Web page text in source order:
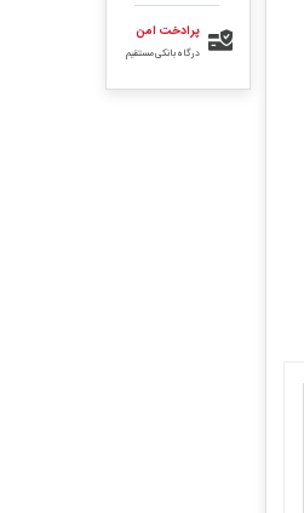
پرادخت امن
درگاه بانکی مستقیم